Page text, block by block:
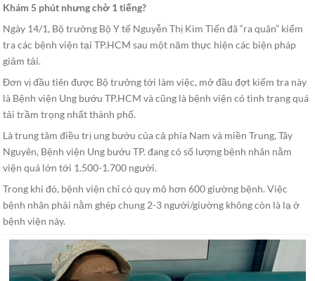
Khám 5 phút nhưng chờ 1 tiếng?
Ngày 14/1, Bộ trưởng Bộ Y tế Nguyễn Thị Kim Tiến đã “ra quân” kiểm
tra các bệnh viện tại TP.HCM sau một năm thực hiện các biện pháp
giảm tải.
Đơn vị đầu tiên được Bộ trưởng tới làm việc, mở đầu đợt kiểm tra này
là Bệnh viện Ung bướu TP.HCM và cũng là bệnh viện có tình trạng quá
tải trầm trọng nhất thành phố.
Là trung tâm điều trị ung bướu của cả phía Nam và miền Trung, Tây
Nguyên, Bệnh viện Ung bướu TP. đang có số lượng bệnh nhân nằm
viện quá lớn tới 1.500-1.700 người.
Trong khi đó, bệnh viện chỉ có quy mô hơn 600 giường bệnh. Việc
bệnh nhân phải nằm ghép chung 2-3 người/giường không còn là lạ ở
bệnh viện này.